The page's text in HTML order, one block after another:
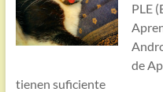
PLE
de
tienen suficiente